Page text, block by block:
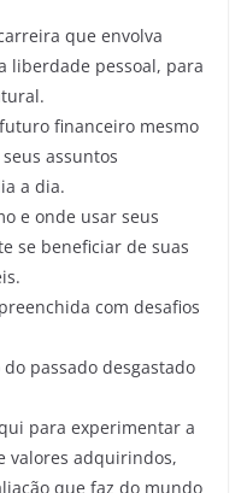
que envolva
liberdade pessoal, para
financeiro mesmo
assuntos
a dia.
e onde usar seus
se beneficiar de suas
com desafios
passado desgastado
para experimentar a
valores adquirindos,
que faz do mundo